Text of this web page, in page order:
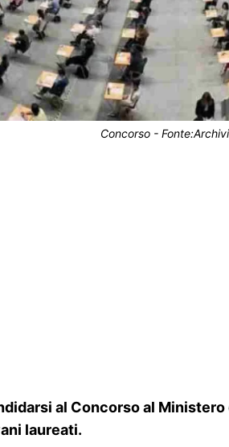
Concorso -
al Concorso al
laureati.